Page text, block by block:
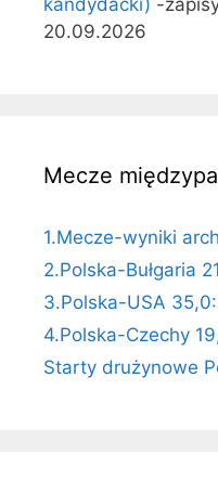
20.09.2026
Mecze
1.Mecze-wyniki
2.Polska-Bułgaria
3.Polska-USA
4.Polska-Czechy
Starty drużynowe